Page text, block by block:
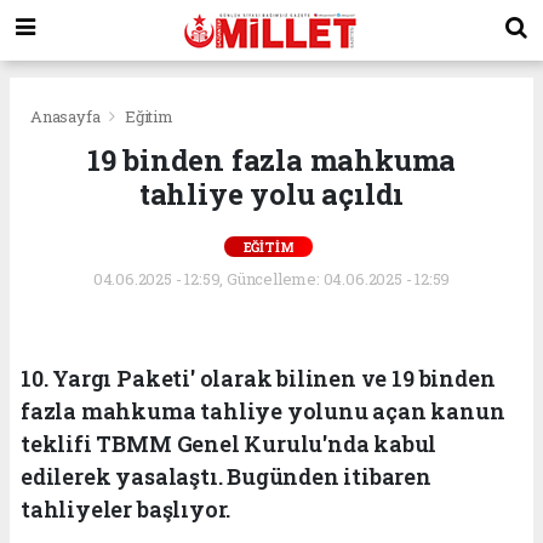
Anasayfa Eğitim
19 binden fazla mahkuma
tahliye yolu açıldı
EĞITIM
04.06.2025 - 12:59, Güncelleme: 04.06.2025 - 12:59
10. Yargı Paketi' olarak bilinen ve 19 binden
fazla mahkuma tahliye yolunu açan kanun
teklifi TBMM Genel Kurulu'nda kabul
edilerek yasalaştı. Bugünden itibaren
tahliyeler başlıyor.